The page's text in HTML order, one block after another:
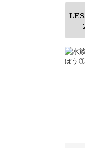
その
を抑
講